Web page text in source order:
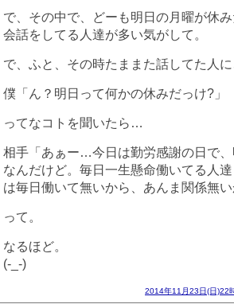
で、その中で、どーも明日の月曜が休
会話をしてる人達が多い気がして。
で、ふと、その時たままた話してた人
僕「ん？明日って何かの休みだっけ?」
ってなコトを聞いたら…
相手「あぁー…今日は勤労感謝の日で
なんだけど。毎日一生懸命働いてる人
は毎日働いて無いから、あんま関係無
って。
なるほど。
(-_-)
2014年11月23日(日)22